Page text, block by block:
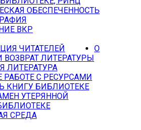
ОБЕСПЕЧЕННОСТЬ
ВКР
ЧИТАТЕЛЕЙ
ЛИТЕРАТУРЫ
ЛИТЕРАТУРА
РАБОТЕ С РЕСУРСАМИ
КНИГУ БИБЛИОТЕКЕ
УТЕРЯННОЙ
СРЕДА
О